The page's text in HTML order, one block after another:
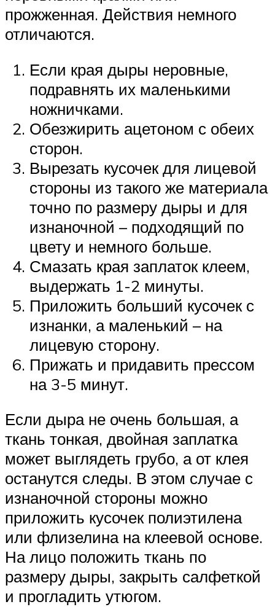
прожженная. Действия немного
отличаются.
Если края дыры неровные,
подравнять их маленькими
ножничками.
Обезжирить ацетоном с обеих
сторон.
Вырезать кусочек для лицевой
стороны из такого же материала
точно по размеру дыры и для
изнаночной – подходящий по
цвету и немного больше.
Смазать края заплаток клеем,
выдержать 1-2 минуты.
Приложить больший кусочек с
изнанки, а маленький – на
лицевую сторону.
Прижать и придавить прессом
на 3-5 минут.
Если дыра не очень большая, а
ткань тонкая, двойная заплатка
может выглядеть грубо, а от клея
останутся следы. В этом случае с
изнаночной стороны можно
приложить кусочек полиэтилена
или флизелина на клеевой основе.
На лицо положить ткань по
размеру дыры, закрыть салфеткой
и прогладить утюгом.